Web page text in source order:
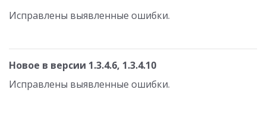
Исправлены выявленные ошибки.
Новое в версии 1.3.4.6, 1.3.4.10
Исправлены выявленные ошибки.